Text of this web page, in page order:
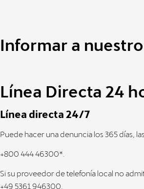
Informar a
Línea Directa 24
Línea directa 24/7
Puede hacer una denuncia los 365 días,
+800 444 46300*.
Si su proveedor de telefonía local no
+49 5361 946300.